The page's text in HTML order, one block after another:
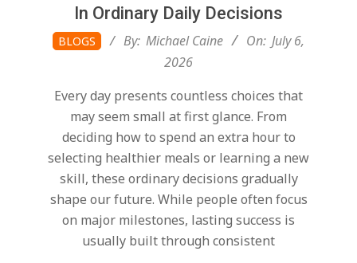
In Ordinary Daily Decisions
2026-
07-
BLOGS By: Michael Caine On: July 6,
2026
Every day presents countless choices that
may seem small at first glance. From
deciding how to spend an extra hour to
selecting healthier meals or learning a new
skill, these ordinary decisions gradually
shape our future. While people often focus
on major milestones, lasting success is
usually built through consistent